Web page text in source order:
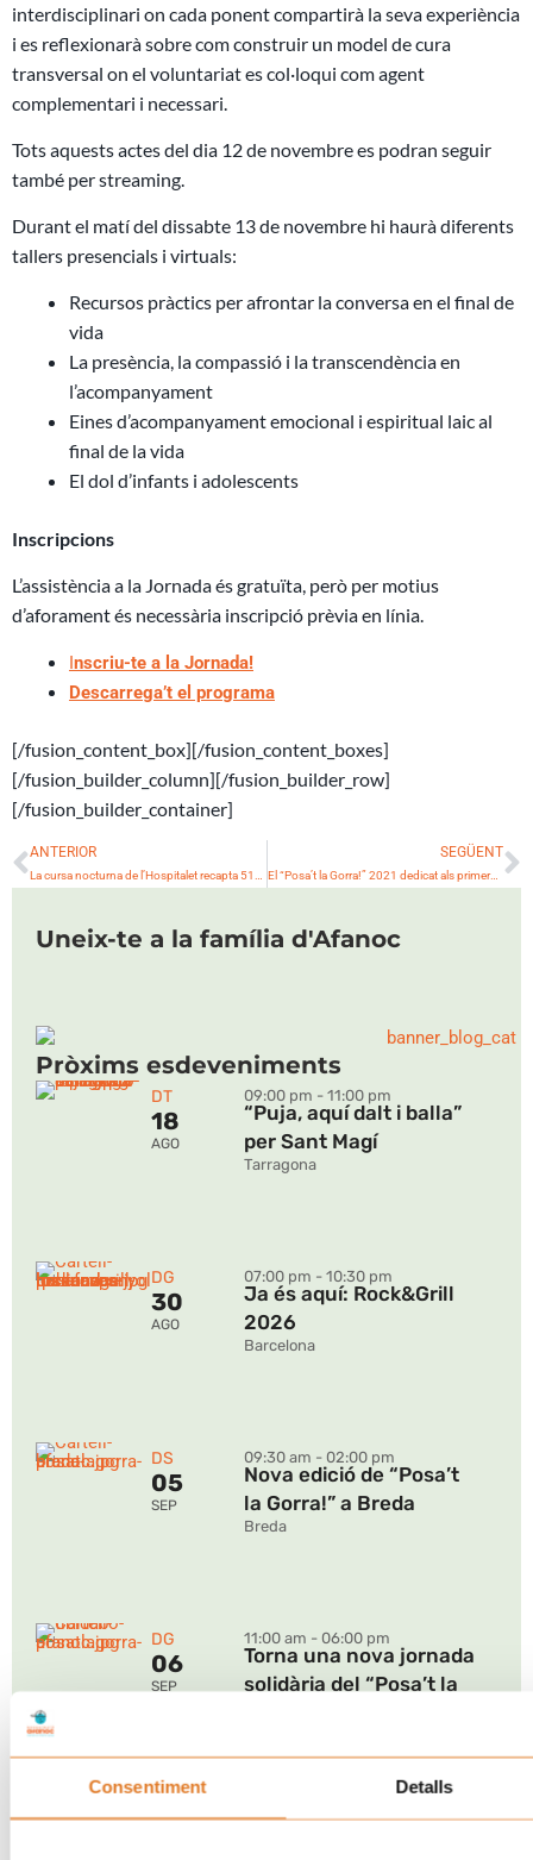
Consentiment Detalls
interdisciplinari on cada ponent compartirà la seva experiència
i es reflexionarà sobre com construir un model de cura
transversal on el voluntariat es col·loqui com agent
complementari i necessari.
Tots aquests actes del dia 12 de novembre es podran seguir
també per streaming.
Durant el matí del dissabte 13 de novembre hi haurà diferents
tallers presencials i virtuals:
Recursos pràctics per afrontar la conversa en el final de
vida
La presència, la compassió i la transcendència en
l’acompanyament
Eines d’acompanyament emocional i espiritual laic al
final de la vida
El dol d’infants i adolescents
Inscripcions
L’assistència a la Jornada és gratuïta, però per motius
d’aforament és necessària inscripció prèvia en línia.
Inscriu-te a la Jornada!
Descarrega’t el programa
[/fusion_content_box][/fusion_content_boxes]
[/fusion_builder_column][/fusion_builder_row]
[/fusion_builder_container]
Prev
ANTERIOR SEGÜENT
El “Posa’t la Gorra!” 2021 dedicat als primers 10 anys de La Casa dels Xuklis
Uneix-te a la família d'Afanoc
Pròxims esdeveniments
DT
18
AGO
09:00 pm - 11:00 pm
“Puja, aquí dalt i balla”
per Sant Magí
Tarragona
DG
30
AGO
07:00 pm - 10:30 pm
Ja és aquí: Rock&Grill
2026
Barcelona
DS
05
SEP
09:30 am - 02:00 pm
Nova edició de “Posa’t
la Gorra!” a Breda
Breda
DG
06
SEP
11:00 am - 06:00 pm
Torna una nova jornada
solidària del “Posa’t la